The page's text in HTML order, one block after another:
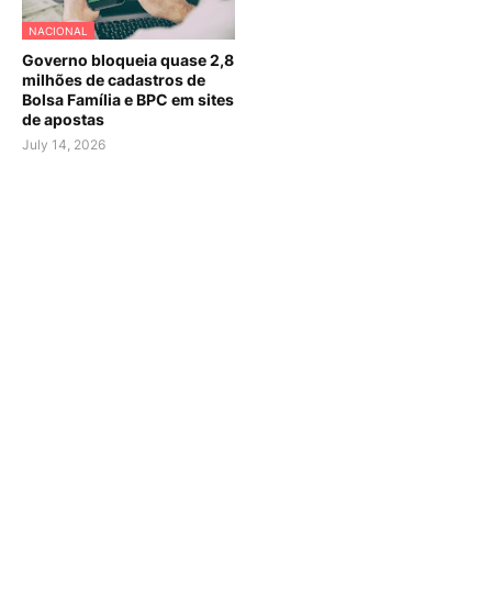
NACIONAL
Governo bloqueia quase 2,8
milhões de cadastros de
Bolsa Família e BPC em sites
de apostas
July 14, 2026